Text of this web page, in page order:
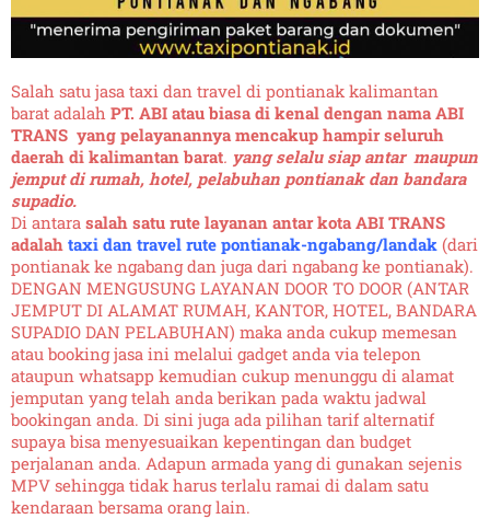
Salah satu jasa taxi dan travel di pontianak kalimantan
barat adalah PT. ABI atau biasa di kenal dengan nama ABI
TRANS yang pelayanannya mencakup hampir seluruh
daerah di kalimantan barat. yang selalu siap antar maupun
jemput di rumah, hotel, pelabuhan pontianak dan bandara
supadio.
Di antara salah satu rute layanan antar kota ABI TRANS
adalah taxi dan travel rute pontianak-ngabang/landak (dari
pontianak ke ngabang dan juga dari ngabang ke pontianak).
DENGAN MENGUSUNG LAYANAN DOOR TO DOOR (ANTAR
JEMPUT DI ALAMAT RUMAH, KANTOR, HOTEL, BANDARA
SUPADIO DAN PELABUHAN) maka anda cukup memesan
atau booking jasa ini melalui gadget anda via telepon
ataupun whatsapp kemudian cukup menunggu di alamat
jemputan yang telah anda berikan pada waktu jadwal
bookingan anda. Di sini juga ada pilihan tarif alternatif
supaya bisa menyesuaikan kepentingan dan budget
perjalanan anda. Adapun armada yang di gunakan sejenis
MPV sehingga tidak harus terlalu ramai di dalam satu
kendaraan bersama orang lain.